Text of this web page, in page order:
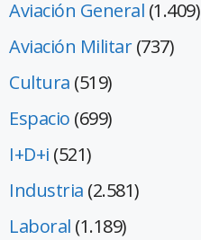
Aviación General (1.409)
Aviación Militar(737)
Cultura (519)
Espacio (699)
I+D+i (521)
Industria (2.581)
Laboral (1.189)